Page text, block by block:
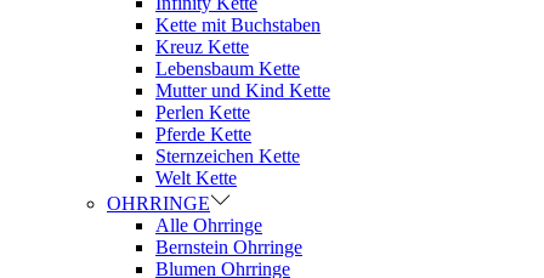
Kette mit Buchstaben
Kreuz Kette
Lebensbaum Kette
Mutter und Kind Kette
Perlen Kette
Pferde Kette
Sternzeichen Kette
Welt Kette
OHRRINGE
Alle Ohrringe
Bernstein Ohrringe
Blumen Ohrringe